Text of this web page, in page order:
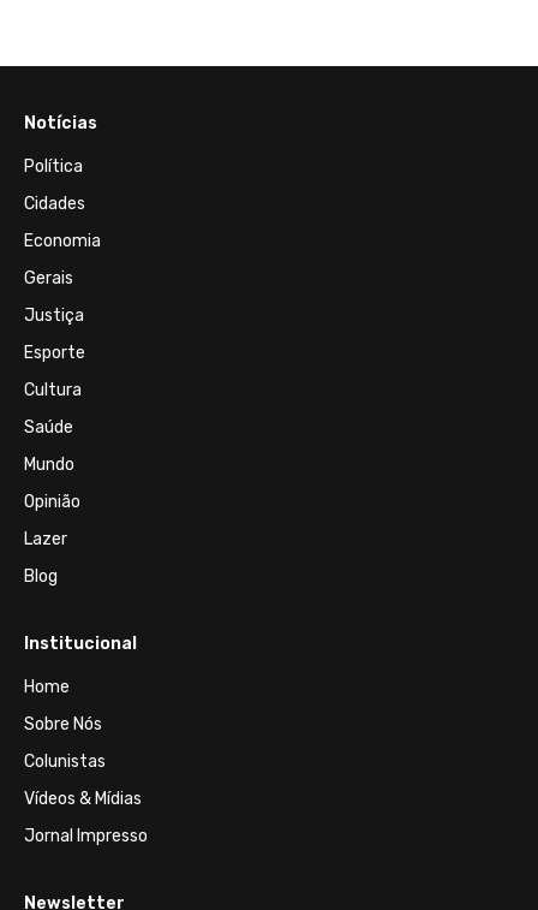
Notícias
Política
Cidades
Economia
Gerais
Justiça
Esporte
Cultura
Saúde
Mundo
Opinião
Lazer
Blog
Institucional
Home
Sobre Nós
Colunistas
Vídeos & Mídias
Jornal Impresso
Newsletter